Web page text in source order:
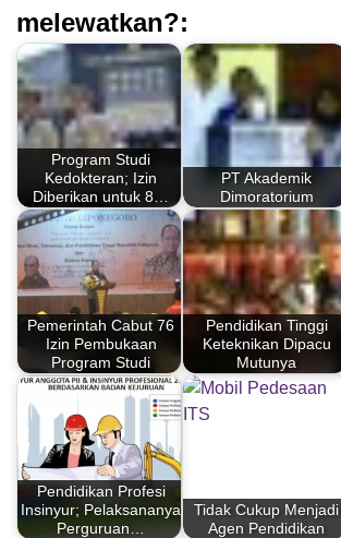
melewatkan?:
Program Studi
Kedokteran; Izin
Diberikan untuk 8…
PT Akademik
Dimoratorium
Pemerintah Cabut 76
Izin Pembukaan
Program Studi
Pendidikan Tinggi
Keteknikan Dipacu
Mutunya
Pendidikan Profesi
Insinyur; Pelaksananya
Perguruan…
Tidak Cukup Menjadi
Agen Pendidikan